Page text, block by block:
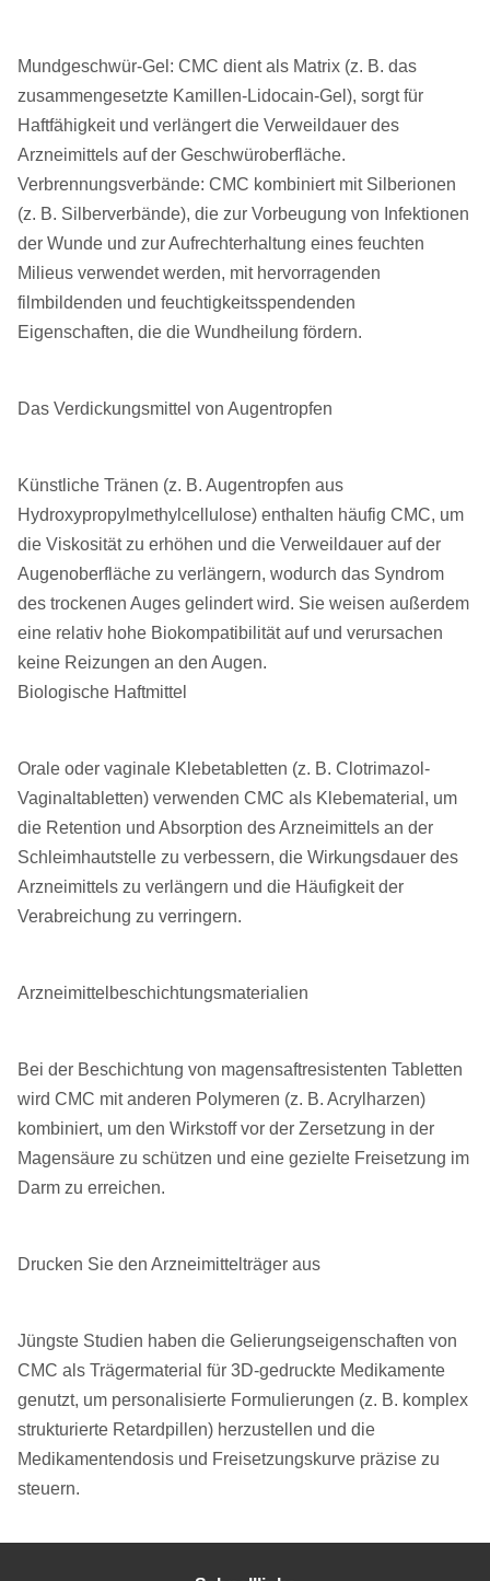
Mundgeschwür-Gel: CMC dient als Matrix (z. B. das
zusammengesetzte Kamillen-Lidocain-Gel), sorgt für
Haftfähigkeit und verlängert die Verweildauer des
Arzneimittels auf der Geschwüroberfläche.
Verbrennungsverbände: CMC kombiniert mit Silberionen
(z. B. Silberverbände), die zur Vorbeugung von Infektionen
der Wunde und zur Aufrechterhaltung eines feuchten
Milieus verwendet werden, mit hervorragenden
filmbildenden und feuchtigkeitsspendenden
Eigenschaften, die die Wundheilung fördern.
Das Verdickungsmittel von Augentropfen
Künstliche Tränen (z. B. Augentropfen aus
Hydroxypropylmethylcellulose) enthalten häufig CMC, um
die Viskosität zu erhöhen und die Verweildauer auf der
Augenoberfläche zu verlängern, wodurch das Syndrom
des trockenen Auges gelindert wird. Sie weisen außerdem
eine relativ hohe Biokompatibilität auf und verursachen
keine Reizungen an den Augen.
Biologische Haftmittel
Orale oder vaginale Klebetabletten (z. B. Clotrimazol-
Vaginaltabletten) verwenden CMC als Klebematerial, um
die Retention und Absorption des Arzneimittels an der
Schleimhautstelle zu verbessern, die Wirkungsdauer des
Arzneimittels zu verlängern und die Häufigkeit der
Verabreichung zu verringern.
Arzneimittelbeschichtungsmaterialien
Bei der Beschichtung von magensaftresistenten Tabletten
wird CMC mit anderen Polymeren (z. B. Acrylharzen)
kombiniert, um den Wirkstoff vor der Zersetzung in der
Magensäure zu schützen und eine gezielte Freisetzung im
Darm zu erreichen.
Drucken Sie den Arzneimittelträger aus
Jüngste Studien haben die Gelierungseigenschaften von
CMC als Trägermaterial für 3D-gedruckte Medikamente
genutzt, um personalisierte Formulierungen (z. B. komplex
strukturierte Retardpillen) herzustellen und die
Medikamentendosis und Freisetzungskurve präzise zu
steuern.